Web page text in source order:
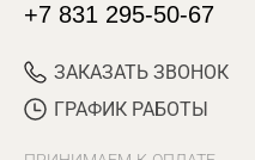
+7 831 295-50-67
ЗАКАЗАТЬ ЗВОНОК
ГРАФИК РАБОТЫ